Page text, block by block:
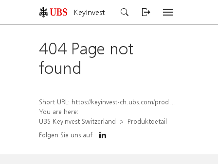
KeyInvest
404 Page not
found
Short URL: https://keyinvest-ch.ubs.com/produkt/detail/index/isin/CH1570500780
You are here:
UBS KeyInvest Switzerland
Produktdetail
Folgen Sie uns auf